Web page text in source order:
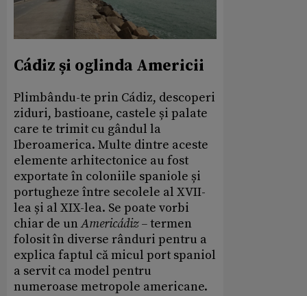
Cádiz și oglinda Americii
Plimbându-te prin Cádiz, descoperi
ziduri, bastioane, castele și palate
care te trimit cu gândul la
Iberoamerica. Multe dintre aceste
elemente arhitectonice au fost
exportate în coloniile spaniole și
portugheze între secolele al XVII-
lea și al XIX-lea. Se poate vorbi
chiar de unAmericádiz –termen
folosit în diverse rânduri pentru a
explica faptul că micul port spaniol
a servit ca model pentru
numeroase metropole americane.